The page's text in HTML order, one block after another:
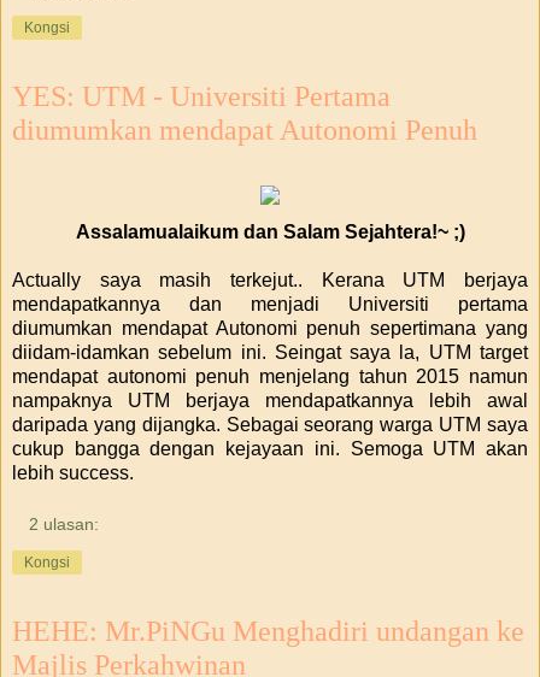
Kongsi
YES: UTM - Universiti Pertama
diumumkan mendapat Autonomi Penuh
Assalamualaikum dan Salam Sejahtera!~ ;)
Actually saya masih terkejut.. Kerana UTM berjaya
mendapatkannya dan menjadi Universiti pertama
diumumkan mendapat Autonomi penuh sepertimana yang
diidam-idamkan sebelum ini. Seingat saya la, UTM target
mendapat autonomi penuh menjelang tahun 2015 namun
nampaknya UTM berjaya mendapatkannya lebih awal
daripada yang dijangka. Sebagai seorang warga UTM saya
cukup bangga dengan kejayaan ini. Semoga UTM akan
lebih success.
2 ulasan:
Kongsi
HEHE: Mr.PiNGu Menghadiri undangan ke
Majlis Perkahwinan